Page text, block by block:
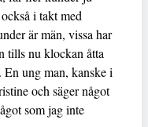
i takt med
är män, vissa har
tills nu klockan åtta
En ung man, kanske i
och säger något
som jag inte